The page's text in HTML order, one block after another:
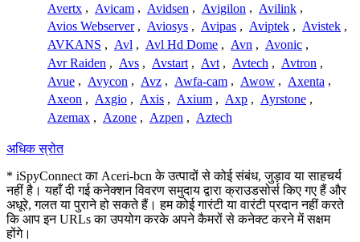
Avertx , Avicam , Avidsen , Avigilon , Avilink ,
Avios Webserver , Aviosys , Avipas , Aviptek , Avistek ,
AVKANS , Avl , Avl Hd Dome , Avn , Avonic ,
Avr Raiden , Avs , Avstart , Avt , Avtech , Avtron ,
Avue , Avycon , Avz , Awfa-cam , Awow , Axenta ,
Axeon , Axgio , Axis , Axium , Axp , Ayrstone ,
Azemax , Azone , Azpen , Aztech
अधिक स्रोत
* iSpyConnect का Aceri-bcn के उत्पादों से कोई संबंध, जुड़ाव या साहचर्य
नहीं है। यहाँ दी गई कनेक्शन विवरण समुदाय द्वारा क्राउडसोर्स किए गए हैं और
अधूरे, गलत या पुराने हो सकते हैं। हम कोई गारंटी या वारंटी प्रदान नहीं करते
कि आप इन URLs का उपयोग करके अपने कैमरों से कनेक्ट करने में सक्षम
होंगे।